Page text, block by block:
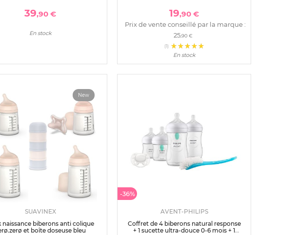
39,90 €
En stock
19,90 €
Prix de vente conseillé par la marque :
25,90 €
(1)
En stock
New
SUAVINEX
naissance biberons anti colique
et boîte doseuse bleu
-36%
AVENT-PHILIPS
Coffret de 4 biberons natural response
+ 1 sucette ultra-douce 0-6 mois + 1